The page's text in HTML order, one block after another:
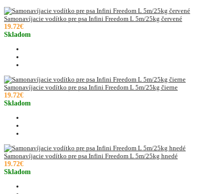
Samonavíjacie vodítko pre psa Infini Freedom L 5m/25kg červené
19.72€
Skladom
Samonavíjacie vodítko pre psa Infini Freedom L 5m/25kg čierne
19.72€
Skladom
Samonavíjacie vodítko pre psa Infini Freedom L 5m/25kg hnedé
19.72€
Skladom